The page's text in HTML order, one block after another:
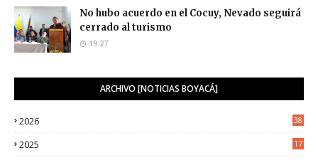
No hubo acuerdo en el Cocuy, Nevado seguirá
cerrado al turismo
19:27
ARCHIVO [NOTICIAS BOYACÁ]
2026 38
2025
17